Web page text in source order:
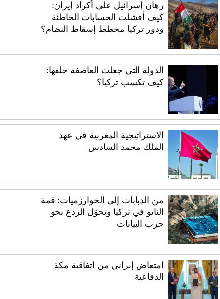
رهان إسرائيل على أكراد إيران:
كيف أفشلت الحسابات الخاطئة
ودور تركيا مخطط إسقاط النظام؟
الدولة التي جعلت العاصفة خلفها:
كيف تكسب تركيا؟
الاستراتيجية المغربية في عهد
الملك محمد السادس
من الدبابات إلى الخوارزميات: قمة
الناتو في تركيا وتحوّل الردع نحو
حرب البيانات
امتعاض إيراني من اتفاقية مكة
الدفاعية